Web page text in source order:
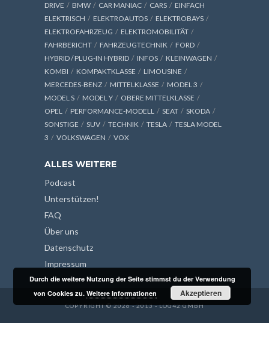
DRIVE
BMW CAR MANIAC CARS
EINFACH
ELEKTRISCH
ELEKTROAUTOS
ELEKTROBAYS
ELEKTROFAHRZEUG
ELEKTROMOBILITÄT
FAHRBERICHT
FAHRZEUGTECHNIK
FORD
HYBRID / PLUG-IN HYBRID
INFOS
KLEINWAGEN
KOMBI
KOMPAKTKLASSE
LIMOUSINE
MERCEDES-BENZ
MITTELKLASSE
MODEL 3
MODEL S
MODEL Y
OBERE MITTELKLASSE
OPEL
PERFORMANCE-MODELL SEAT
SKODA
SONSTIGE
SUV TECHNIK TESLA
TESLA MODEL
3
VOLKSWAGEN VOX
ALLES WEITERE
Podcast
Unterstützen!
FAQ
Über uns
Datenschutz
Impressum
COPYRIGHT © 2026 - 2013 - LOG42 GMBH
Durch die weitere Nutzung der Seite stimmst du der Verwendung
von Cookies zu.Weitere Informationen Akzeptieren